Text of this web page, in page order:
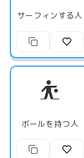
サーフィンする人
⛹️
ボールを持つ人